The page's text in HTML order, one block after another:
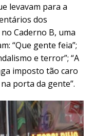
levavam para a
dos
Caderno B, uma
“Que gente feia”;
e terror”; “A
imposto tão caro
porta da gente”.